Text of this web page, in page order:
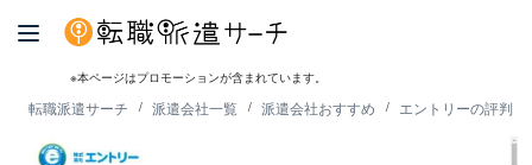
※本ページはプロモーションが含まれています。
転職派遣サーチ 派遣会社一覧 派遣会社おすすめ エントリーの評判